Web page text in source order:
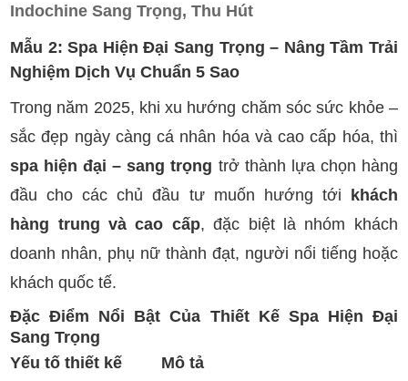
Indochine Sang Trọng, Thu Hút
Mẫu 2: Spa Hiện Đại Sang Trọng – Nâng Tầm Trải
Nghiệm Dịch Vụ Chuẩn 5 Sao
Trong năm 2025, khi xu hướng chăm sóc sức khỏe –
sắc đẹp ngày càng cá nhân hóa và cao cấp hóa, thì
spa hiện đại – sang trọng trở thành lựa chọn hàng
đầu cho các chủ đầu tư muốn hướng tới khách
hàng trung và cao cấp, đặc biệt là nhóm khách
doanh nhân, phụ nữ thành đạt, người nổi tiếng hoặc
khách quốc tế.
Đặc Điểm Nổi Bật Của Thiết Kế Spa Hiện Đại
Sang Trọng
Yếu tố thiết kế
Mô tả